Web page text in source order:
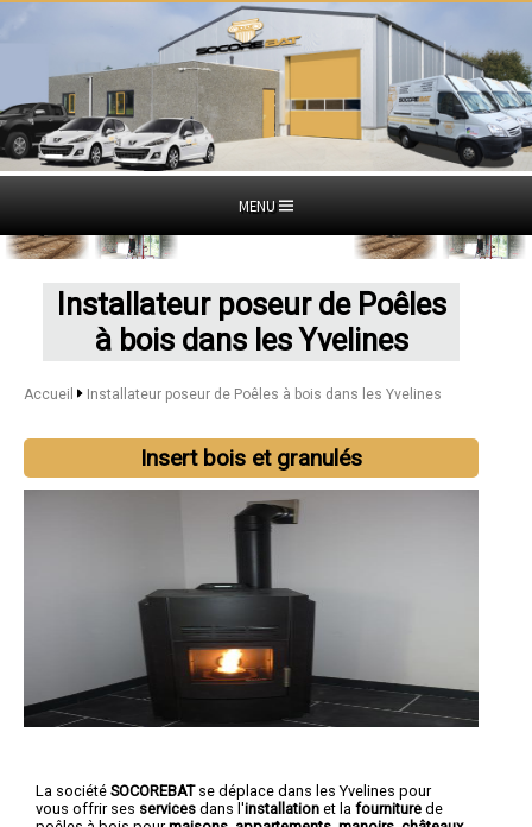
MENU
Installateur poseur de Poêles
à bois dans les Yvelines
Accueil Installateur poseur de Poêles à bois dans les Yvelines
Insert bois et granulés
La société SOCOREBATse déplace dans les Yvelines pour
vous offrir ses services dans l'installation et la fourniture de